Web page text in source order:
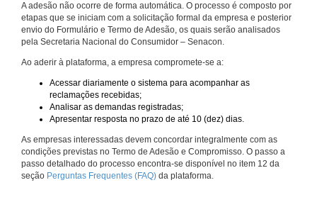
A adesão não ocorre de forma automática. O processo é composto por
etapas que se iniciam com a solicitação formal da empresa e posterior
envio do Formulário e Termo de Adesão, os quais serão analisados
pela Secretaria Nacional do Consumidor – Senacon.
Ao aderir à plataforma, a empresa compromete-se a:
Acessar diariamente o sistema para acompanhar as
reclamações recebidas;
Analisar as demandas registradas;
Apresentar resposta no prazo de até 10 (dez) dias.
As empresas interessadas devem concordar integralmente com as
condições previstas no Termo de Adesão e Compromisso. O passo a
passo detalhado do processo encontra-se disponível no item 12 da
seção Perguntas Frequentes (FAQ) da plataforma.